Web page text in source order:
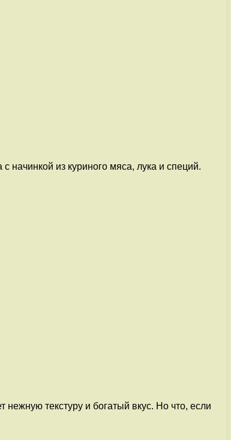
начинкой из куриного мяса, лука и специй.
текстуру и богатый вкус. Но что, если